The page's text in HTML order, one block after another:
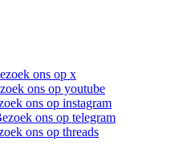
ons op x
ons op youtube
ons op instagram
ons op telegram
ons op threads